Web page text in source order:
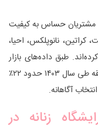
مشتریان حساس به کیفیت
نانوپلکس، احیا،
طبق داده‌های بازار
زیبایی تهران، تقاضای خدمات رنگ‌مو در این منطقه طی سال ۱۴۰۳ حدود ۲۲٪
آگاهانه.
زنانه در